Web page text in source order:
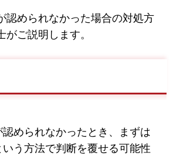
認められなかった場合の対処方
ご説明します。
められなかったとき、まずは
いう方法で判断を覆せる可能性